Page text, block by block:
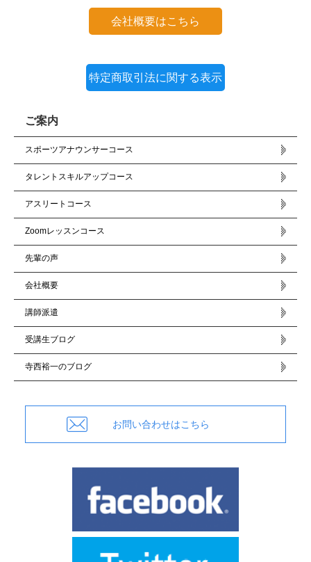
会社概要はこちら
特定商取引法に関する表示
ご案内
スポーツアナウンサーコース
タレントスキルアップコース
アスリートコース
Zoomレッスンコース
先輩の声
会社概要
講師派遣
受講生ブログ
寺西裕一のブログ
お問い合わせはこちら